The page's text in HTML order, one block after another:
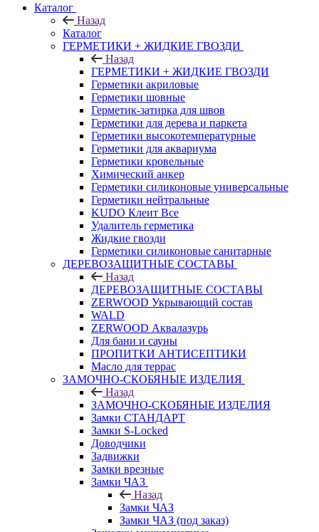
Каталог
Назад
Каталог
ГЕРМЕТИКИ + ЖИДКИЕ ГВОЗДИ
Назад
ГЕРМЕТИКИ + ЖИДКИЕ ГВОЗДИ
Герметики акриловые
Герметики шовные
Герметик-затирка для швов
Герметики для дерева и паркета
Герметики высокотемпературные
Герметики для аквариума
Герметики кровельные
Химический анкер
Герметики силиконовые универсальные
Герметики нейтральные
KUDO Клеит Все
Удалитель герметика
Жидкие гвозди
Герметики силиконовые санитарные
ДЕРЕВОЗАЩИТНЫЕ СОСТАВЫ
Назад
ДЕРЕВОЗАЩИТНЫЕ СОСТАВЫ
ZERWOOD Укрывающий состав
WALD
ZERWOOD Аквалазурь
Для бани и сауны
ПРОПИТКИ АНТИСЕПТИКИ
Масло для террас
ЗАМОЧНО-СКОБЯНЫЕ ИЗДЕЛИЯ
Назад
ЗАМОЧНО-СКОБЯНЫЕ ИЗДЕЛИЯ
Замки СТАНДАРТ
Замки S-Locked
Доводчики
Задвижки
Замки врезные
Замки ЧАЗ
Назад
Замки ЧАЗ
Замки ЧАЗ (под заказ)